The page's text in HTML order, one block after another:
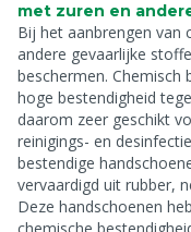
met zuren en
Bij het aanbrengen van
andere gevaarlijke
beschermen. Chemisch
hoge bestendigheid
daarom zeer geschikt
reinigings- en
bestendige
vervaardigd uit rubber,
Deze handschoenen